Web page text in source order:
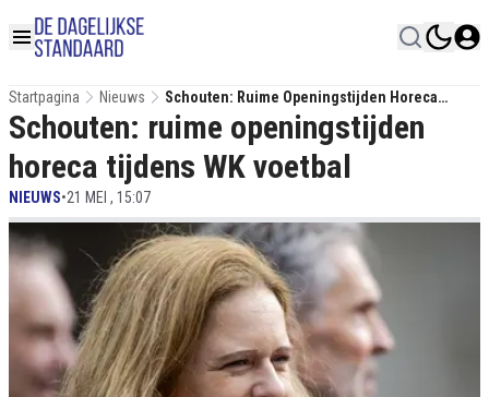
Startpagina Nieuws
Schouten: Ruime Openingstijden Horeca
Tijdens WK Voetbal
Schouten: ruime openingstijden
horeca tijdens WK voetbal
NIEUWS•21 MEI , 15:07